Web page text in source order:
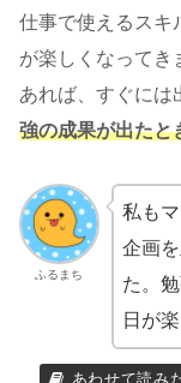
仕事で使えるスキ
が楽しくなってき
あれば、すぐには
強の成果が出たと
ふるまち
私も
企画
た。
日が